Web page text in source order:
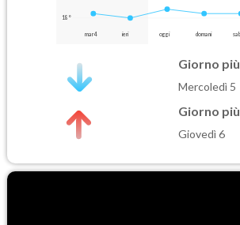
18°
mar 4 ieri oggi domani
Giorno
Mercoledì 5
Giorno
Giovedì 6